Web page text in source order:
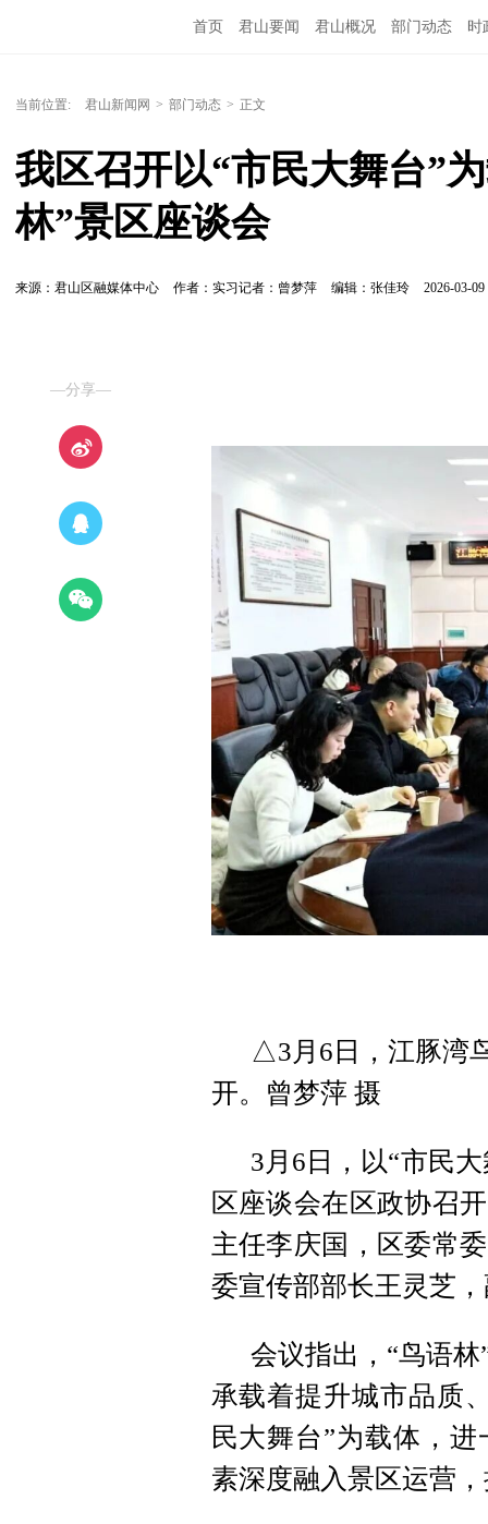
首页 君山要闻 君山概况 部门动态 时
当前位置: 君山新闻网 > 部门动态 > 正文
我区召开以“市民大舞台”
林”景区座谈会
来源：君山区融媒体中心 作者：实习记者：曾梦萍 编辑：张佳玲 2026-03-09
—分享—
△3月6日，江豚湾
开。曾梦萍 摄
3月6日，以“市民
区座谈会在区政协召
主任李庆国，区委常
委宣传部部长王灵芝
会议指出，“鸟语
承载着提升城市品质
民大舞台”为载体，
素深度融入景区运营